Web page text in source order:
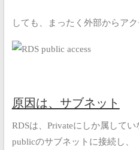
しても、まったく外部からアク
原因は、サブネット
RDSは、Privateにしか属してい
publicのサブネットに接続し、